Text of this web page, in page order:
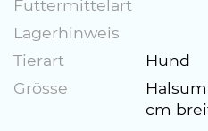
Futtermittelart
Lagerhinweis
Tierart
Hund
Grösse
cm